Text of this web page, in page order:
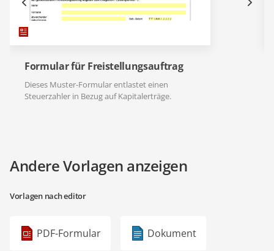
Formular für Freistellungsauftrag
Dieses Muster-Formular entlastet einen
Steuerzahler in Bezug auf Kapitalerträge.
Andere Vorlagen anzeigen
Vorlagen nach editor
PDF-Formular Dokument